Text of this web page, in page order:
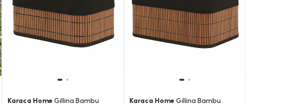
Karaca Home Gillina Bambu
Karaca Home Gillina Bambu